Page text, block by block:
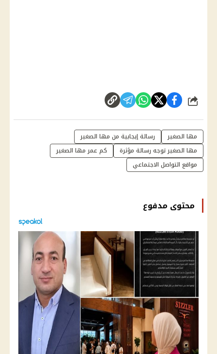
شارك
مها الصغير
رسالة إيجابية من مها الصغير
مها الصغير توجه رسالة مؤثرة
كم عمر مها الصغير
مواقع التواصل الاجتماعي
محتوى مدفوع